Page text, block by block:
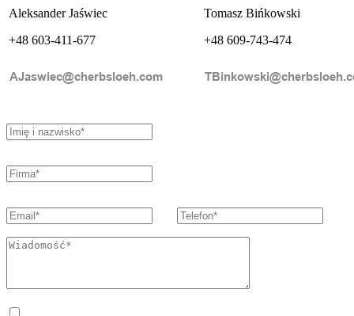
Aleksander Jaświec
+48 603-411-677
Tomasz Bińkowski
+48 609-743-474